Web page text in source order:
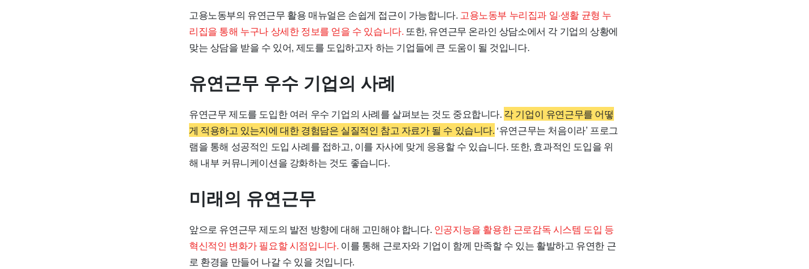
고용노동부의 유연근무 활용 매뉴얼은 손쉽게 접근이 가능합니다. 고용노동부 누리집과 일·생활 균형 누
리집을 통해 누구나 상세한 정보를 얻을 수 있습니다. 또한, 유연근무 온라인 상담소에서 각 기업의 상황에
맞는 상담을 받을 수 있어, 제도를 도입하고자 하는 기업들에 큰 도움이 될 것입니다.
유연근무 우수 기업의 사례
유연근무 제도를 도입한 여러 우수 기업의 사례를 살펴보는 것도 중요합니다. 각 기업이 유연근무를 어떻
게 적용하고 있는지에 대한 경험담은 실질적인 참고 자료가 될 수 있습니다. ‘유연근무는 처음이라’ 프로그
램을 통해 성공적인 도입 사례를 접하고, 이를 자사에 맞게 응용할 수 있습니다. 또한, 효과적인 도입을 위
해 내부 커뮤니케이션을 강화하는 것도 좋습니다.
미래의 유연근무
앞으로 유연근무 제도의 발전 방향에 대해 고민해야 합니다. 인공지능을 활용한 근로감독 시스템 도입 등
혁신적인 변화가 필요할 시점입니다. 이를 통해 근로자와 기업이 함께 만족할 수 있는 활발하고 유연한 근
로 환경을 만들어 나갈 수 있을 것입니다.